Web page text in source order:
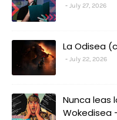
July 27, 2026
La Odisea
July 22, 2026
Nunca leas
Wokedisea -